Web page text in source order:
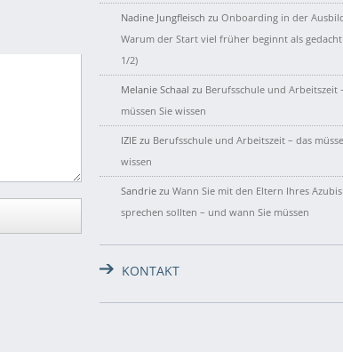
Nadine Jungfleisch zu Onboarding in der
Warum der Start viel früher beginnt als gedacht
1/2)
Melanie Schaal zu Berufsschule und Arbeitszeit
müssen Sie wissen
IZIE zu Berufsschule und Arbeitszeit – das
wissen
Sandrie zu Wann Sie mit den Eltern Ihres Azubis
sprechen sollten – und wann Sie müssen
KONTAKT